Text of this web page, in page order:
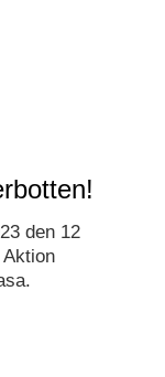
den 12